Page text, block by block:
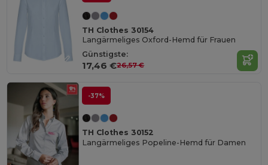
TH Clothes 30154
Langärmeliges Oxford-Hemd für Frauen
Günstigste:
17,46 €26,57 €
-37%
TH Clothes 30152
Langärmeliges Popeline-Hemd für Damen